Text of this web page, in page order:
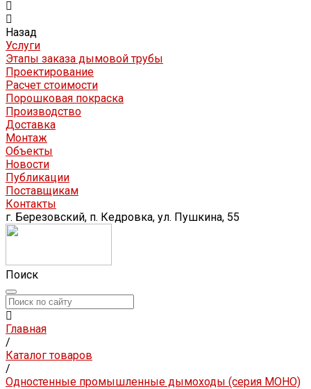
Назад
Услуги
Этапы заказа дымовой трубы
Проектирование
Расчет стоимости
Порошковая покраска
Производство
Доставка
Монтаж
Объекты
Новости
Публикации
Поставщикам
Контакты
г. Березовский, п. Кедровка, ул. Пушкина, 55
Поиск
Главная
/
Каталог товаров
/
Одностенные промышленные дымоходы (серия МОНО)